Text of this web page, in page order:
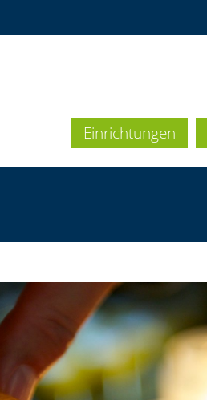
Einrichtungen